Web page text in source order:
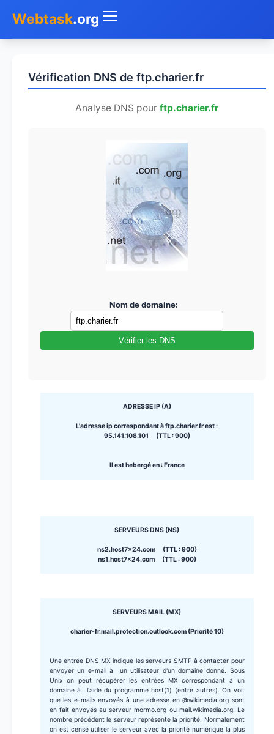
Webtask.org
Whois
Vérification DNS de ftp.charier.fr
Analyse DNS pourftp.charier.fr
Nom de domaine:
Vérifier les DNS
ADRESSE IP (A)
L'adresse ip correspondant à ftp.charier.fr est :
95.141.108.101 (TTL : 900)
Il est hebergé en : France
SERVEURS DNS (NS)
ns2.host7x24.com (TTL : 900)
ns1.host7x24.com (TTL : 900)
SERVEURS MAIL (MX)
charier-fr.mail.protection.outlook.com (Priorité 10)
Une entrée DNS MX indique les serveurs SMTP à contacter pour
envoyer un e-mail à un utilisateur d'un domaine donné. Sous
Unix on peut récupérer les entrées MX correspondant à un
domaine à l'aide du programme host(1) (entre autres). On voit
que les e-mails envoyés à une adresse en @wikimedia.org sont
en fait envoyés au serveur mormo.org ou mail.wikimedia.org. Le
nombre précédent le serveur représente la priorité. Normalement
on est censé utiliser le serveur avec la priorité numérique la plus